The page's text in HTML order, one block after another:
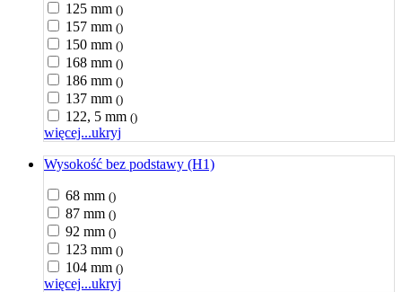
125 mm ()
157 mm ()
150 mm ()
168 mm ()
186 mm ()
137 mm ()
122, 5 mm ()
więcej...ukryj
Wysokość bez podstawy (H1)
68 mm ()
87 mm ()
92 mm ()
123 mm ()
104 mm ()
więcej...ukryj